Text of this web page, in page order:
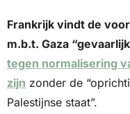
Frankrijk vindt de
m.b.t. Gaza “gevaarlijk
tegen normalisering
zijn zonder de
Palestijnse staat”.